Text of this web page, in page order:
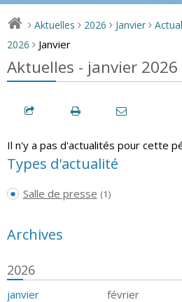
> Aktuelles > 2026 > Janvier >
2026 > Janvier
Aktuelles - janvier 2026
Il n'y a pas d'actualités pour cette
Types d'actualité
Salle de presse (1)
Archives
2026
janvier février